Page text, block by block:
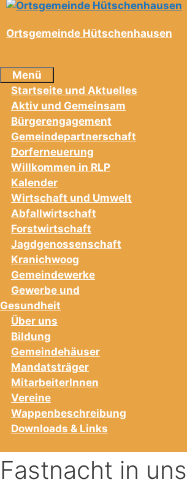
Ortsgemeinde Hütschenhausen
Menü
Startseite und Aktuelles
Aktiv und Gemeinsam
Bürgerengagement
Gemeindepartnerschaft
Dorferneuerung
Willkommen in RLP
Kalender
Wirtschaft und Umwelt
Abfallwirtschaft
Forstwirtschaft
Jagdgenossenschaft
Kranichwoog
Gemeindewerke
Gewerbe und
Gesundheit
Über uns
Bildung
Gemeindehäuser
Mandatsträger
MitarbeiterInnen
Vereine
Wappenbeschreibung
Downloads & Links
Fastnacht in